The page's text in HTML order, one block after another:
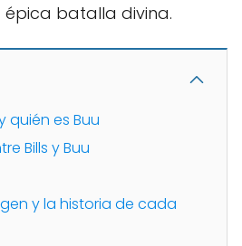
batalla divina.
quién es Buu
Bills y Buu
y la historia de cada